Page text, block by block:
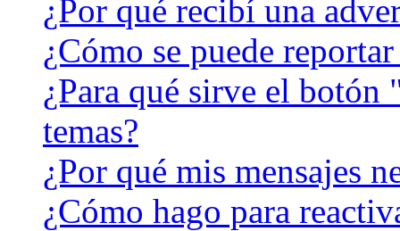
¿Por qué recibí una
¿Cómo se puede
¿Para qué sirve el
temas?
¿Por qué mis mensajes
¿Cómo hago para